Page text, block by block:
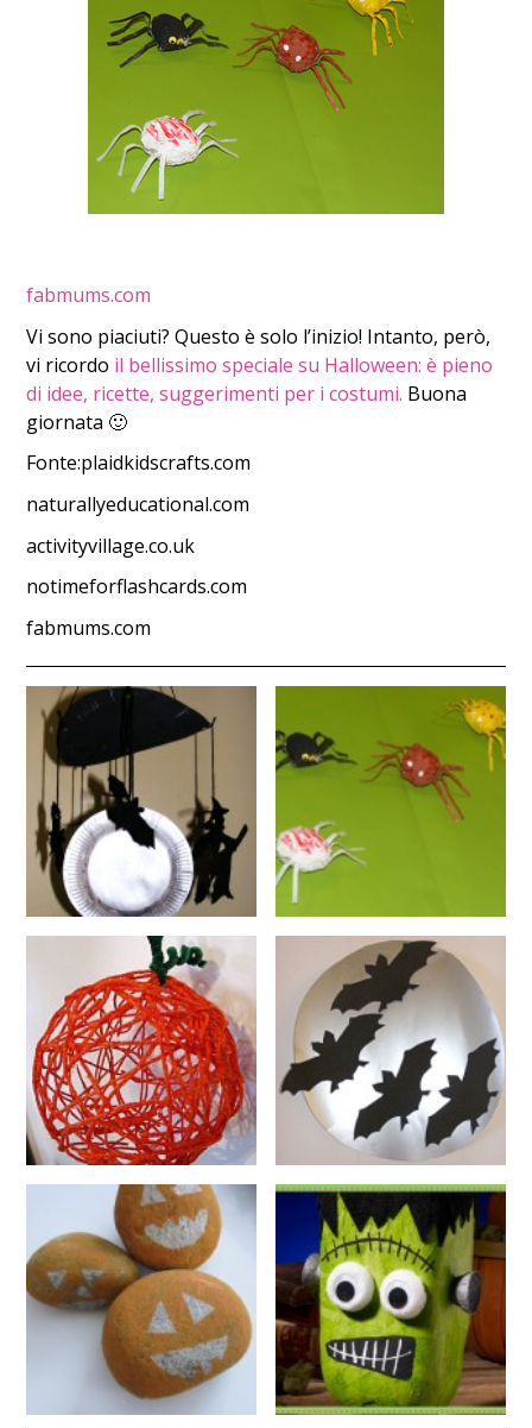
fabmums.com
Vi sono piaciuti? Questo è solo l’inizio! Intanto, però,
vi ricordo il bellissimo speciale su Halloween: è pieno
di idee, ricette, suggerimenti per i costumi. Buona
giornata 🙂
Fonte:plaidkidscrafts.com
naturallyeducational.com
activityvillage.co.uk
notimeforflashcards.com
fabmums.com